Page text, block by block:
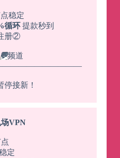
点稳定
循环提款秒到
册②
💬频道
停接新！
VPN
定